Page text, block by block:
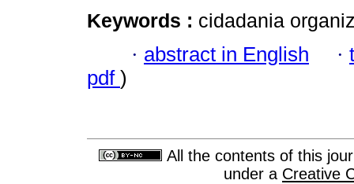
Keywords : cidadania
· abstract in English ·
pdf )
All the contents of this
under a Creative